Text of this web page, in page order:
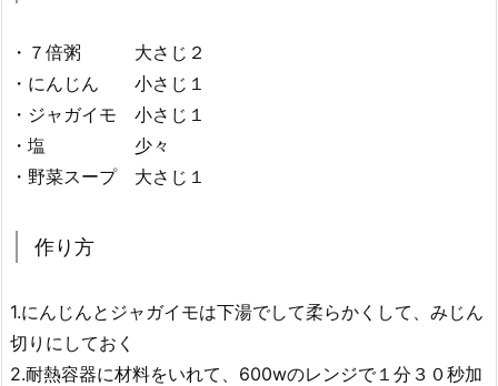
・７倍粥 大さじ２
・にんじん 小さじ１
・ジャガイモ 小さじ１
・塩 少々
・野菜スープ 大さじ１
作り方
1.にんじんとジャガイモは下湯でして柔らかくして、みじん
切りにしておく
2.耐熱容器に材料をいれて、600wのレンジで１分３０秒加